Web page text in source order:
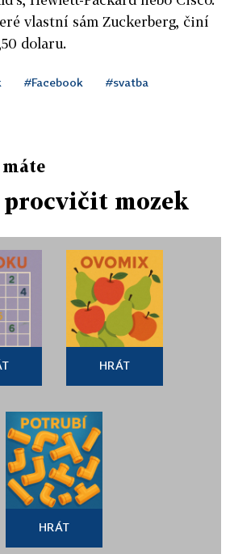
vlastní sám Zuckerberg, činí
dolaru.
#Facebook #svatba
procvičit mozek
HRÁT
HRÁT